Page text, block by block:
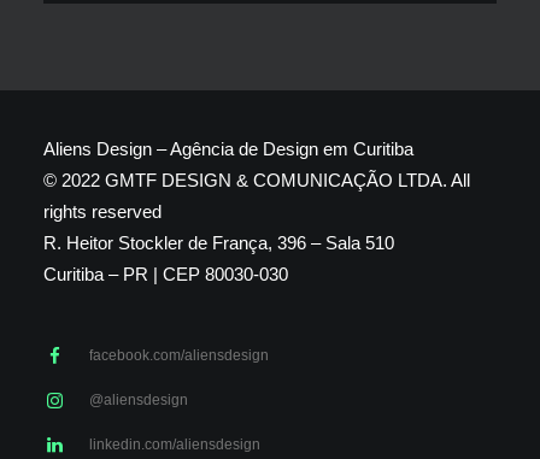
Aliens Design – Agência de Design em Curitiba
© 2022 GMTF DESIGN & COMUNICAÇÃO LTDA. All
rights reserved
R. Heitor Stockler de França, 396 – Sala 510
Curitiba – PR | CEP 80030-030
facebook.com/aliensdesign
@aliensdesign
linkedin.com/aliensdesign